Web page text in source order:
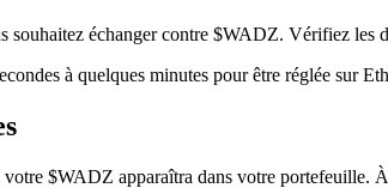
souhaitez échanger contre $WADZ. Vérifiez les
à quelques minutes pour être réglée sur
$WADZ apparaîtra dans votre portefeuille.